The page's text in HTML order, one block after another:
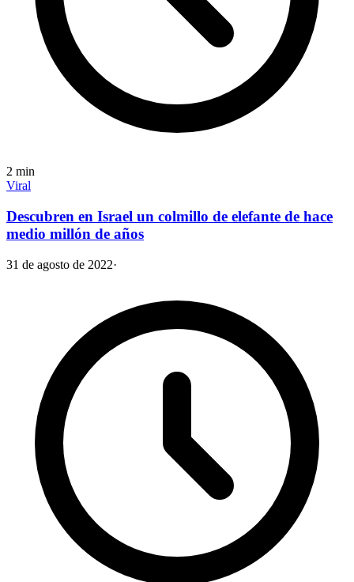
2 min
Viral
Descubren en Israel un colmillo de elefante de hace
medio millón de años
31 de agosto de 2022·